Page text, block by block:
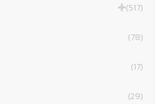
(517)
(78)
(17)
(29)